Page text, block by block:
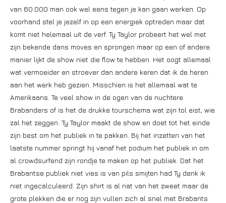
van 60.000 man ook wel eens tegen je kan gaan werken. Op
voorhand stel je jezelf in op een energiek optreden maar dat
komt niet helemaal uit de verf. Ty Taylor probeert het wel met
zijn bekende dans moves en sprongen maar op een of andere
manier lijkt de show niet die flow te hebben. Het oogt allemaal
wat vermoeider en stroever dan andere keren dat ik de heren
aan het werk heb gezien. Misschien is het allemaal wat te
Amerikaans. Te veel show in de ogen van de nuchtere
Brabanders of is het de drukke tourschema wat zijn tol eist, wie
zal het zeggen. Ty Taylor maakt de show en doet tot het einde
zijn best om het publiek in te pakken. Bij het inzetten van het
laatste nummer springt hij vanaf het podium het publiek in om
al crowdsurfend zijn rondje te maken op het publiek. Dat het
Brabantse publiek niet vies is van pils smijten had Ty denk ik
niet ingecalculeerd. Zijn shirt is al nat van het zweet maar de
grote plekken die er nog zijn vullen zich al snel met Brabants